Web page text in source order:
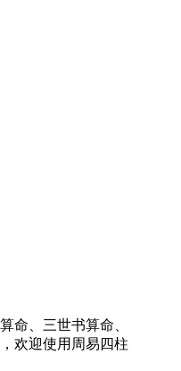
命、三世书算命、
欢迎使用周易四柱